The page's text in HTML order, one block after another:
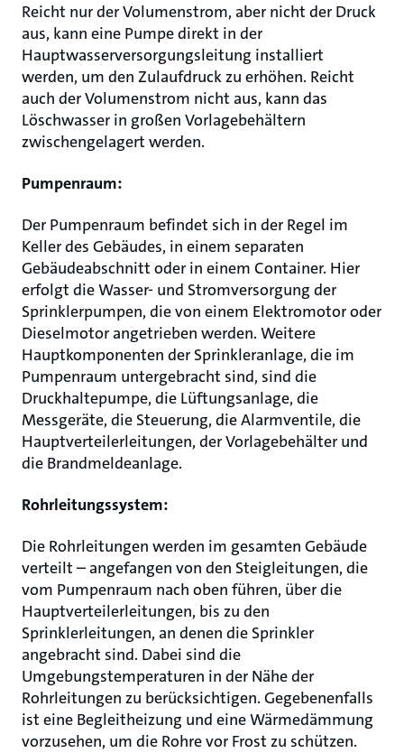
Reicht nur der Volumenstrom, aber nicht der Druck
aus, kann eine Pumpe direkt in der
Hauptwasserversorgungsleitung installiert
werden, um den Zulaufdruck zu erhöhen. Reicht
auch der Volumenstrom nicht aus, kann das
Löschwasser in großen Vorlagebehältern
zwischengelagert werden.
Pumpenraum:
Der Pumpenraum befindet sich in der Regel im
Keller des Gebäudes, in einem separaten
Gebäudeabschnitt oder in einem Container. Hier
erfolgt die Wasser- und Stromversorgung der
Sprinklerpumpen, die von einem Elektromotor oder
Dieselmotor angetrieben werden. Weitere
Hauptkomponenten der Sprinkleranlage, die im
Pumpenraum untergebracht sind, sind die
Druckhaltepumpe, die Lüftungsanlage, die
Messgeräte, die Steuerung, die Alarmventile, die
Hauptverteilerleitungen, der Vorlagebehälter und
die Brandmeldeanlage.
Rohrleitungssystem:
Die Rohrleitungen werden im gesamten Gebäude
verteilt – angefangen von den Steigleitungen, die
vom Pumpenraum nach oben führen, über die
Hauptverteilerleitungen, bis zu den
Sprinklerleitungen, an denen die Sprinkler
angebracht sind. Dabei sind die
Umgebungstemperaturen in der Nähe der
Rohrleitungen zu berücksichtigen. Gegebenenfalls
ist eine Begleitheizung und eine Wärmedämmung
vorzusehen, um die Rohre vor Frost zu schützen.